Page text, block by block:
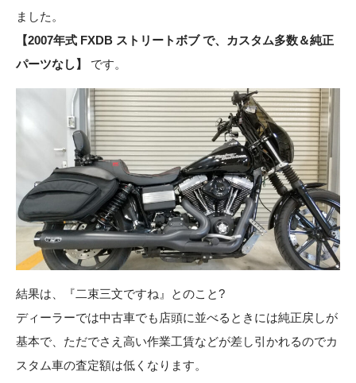
ました。
【2007年式 FXDB ストリートボブ で、カスタム多数＆純正
パーツなし】
です。
結果は、『二束三文ですね』とのこと?
ディーラーでは中古車でも店頭に並べるときには純正戻しが
基本で、ただでさえ高い作業工賃などが差し引かれるのでカ
スタム車の査定額は低くなります。